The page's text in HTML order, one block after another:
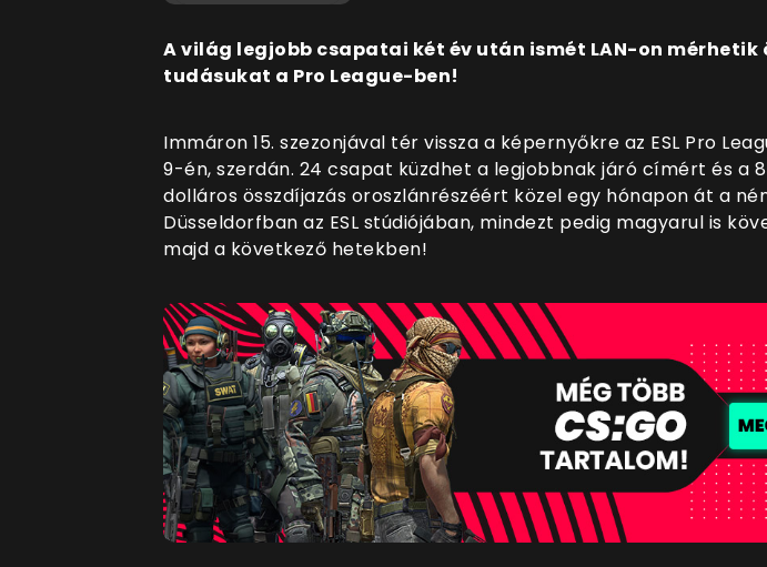
A világ legjobb csapatai két év után ismét LAN-on mérhetik
tudásukat a Pro League-ben!
Immáron 15. szezonjával tér vissza a képernyőkre az ESL Pro
9-én, szerdán. 24 csapat küzdhet a legjobbnak járó címért és a
dolláros összdíjazás oroszlánrészéért közel egy hónapon át a
Düsseldorfban az ESL stúdiójában, mindezt pedig magyarul is
majd a következő hetekben!